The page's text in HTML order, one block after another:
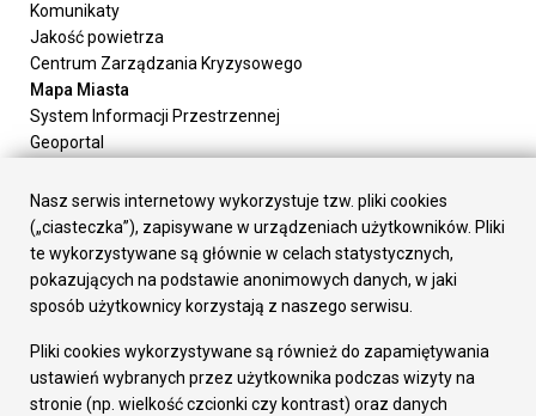
Komunikaty
Jakość powietrza
Centrum Zarządzania Kryzysowego
Mapa Miasta
System Informacji Przestrzennej
Geoportal
Załatw sprawę
Prezydent Miasta
Rada Miasta
Wydziały
Elektroniczna Skrzynka Podawcza
Gospodarka
Fundusze europejskie
Środki krajowe
Nasz serwis internetowy wykorzystuje tzw. pliki cookies
(„ciasteczka”), zapisywane w urządzeniach użytkowników. Pliki
te wykorzystywane są głównie w celach statystycznych,
pokazujących na podstawie anonimowych danych, w jaki
sposób użytkownicy korzystają z naszego serwisu.
Pliki cookies wykorzystywane są również do zapamiętywania
ustawień wybranych przez użytkownika podczas wizyty na
stronie (np. wielkość czcionki czy kontrast) oraz danych